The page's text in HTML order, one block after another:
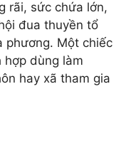
rãi, sức chứa lớn,
đua thuyền tổ
phương. Một chiếc
hợp dùng làm
hay xã tham gia